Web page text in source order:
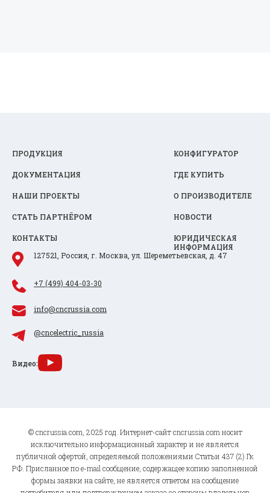
ПРОДУКЦИЯ КОНФИГУРАТОР
ДОКУМЕНТАЦИЯ ГДЕ КУПИТЬ
НАШИ ПРОЕКТЫ О ПРОИЗВОДИТЕЛЕ
СТАТЬ ПАРТНЁРОМ НОВОСТИ
КОНТАКТЫ
ЮРИДИЧЕСКАЯ
ИНФОРМАЦИЯ
127521, Россия, г. Москва, ул. Шереметьевская, д. 47
+7 (499) 404-03-30
info@cncrussia.com
@cncelectric_russia
Видео:
© cncrussia.com, 2025 год. Интернет-сайт cncrussia.com носит
исключительно информационный характер и не является
публичной офертой, определяемой положениями Статьи 437 (2) Гк
РФ. Присланное по e-mail сообщение, содержащее копию заполненной
формы заявки на сайте, не является ответом на сообщение